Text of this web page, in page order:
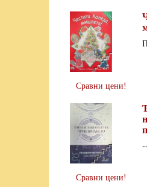
Сравни цени!
Сравни цени!